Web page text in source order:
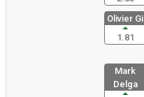
Olivier Gi
1.81
Mark
Delga